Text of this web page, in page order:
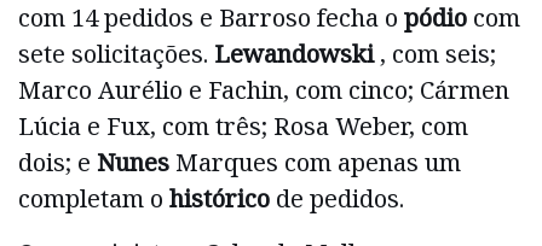
com 14 pedidos e Barroso fecha o pódio com
sete solicitações. Lewandowski, com seis;
Marco Aurélio e Fachin, com cinco; Cármen
Lúcia e Fux, com três; Rosa Weber, com
dois; e Nunes Marques com apenas um
completam o histórico de pedidos.